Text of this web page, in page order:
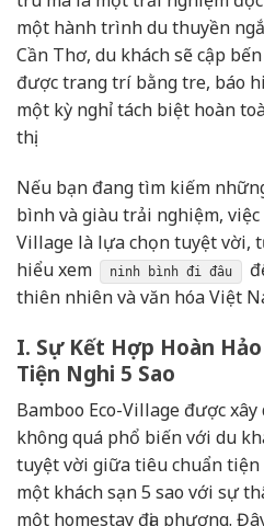
một hành trình du thuyền
Cần Thơ, du khách sẽ cập
được trang trí bằng tre, báo
một kỳ nghỉ tách biệt hoàn
thị.
Nếu bạn đang tìm kiếm
bình và giàu trải nghiệm, việc
Village là lựa chọn tuyệt vời,
hiểu xem
ninh bình đi đâu
thiên nhiên và văn hóa Việt
I. Sự Kết Hợp Hoàn
Tiện Nghi 5 Sao
Bamboo Eco-Village được
không quá phổ biến với du
tuyệt vời giữa tiêu chuẩn
một khách sạn 5 sao với sự
một homestay địa phương.